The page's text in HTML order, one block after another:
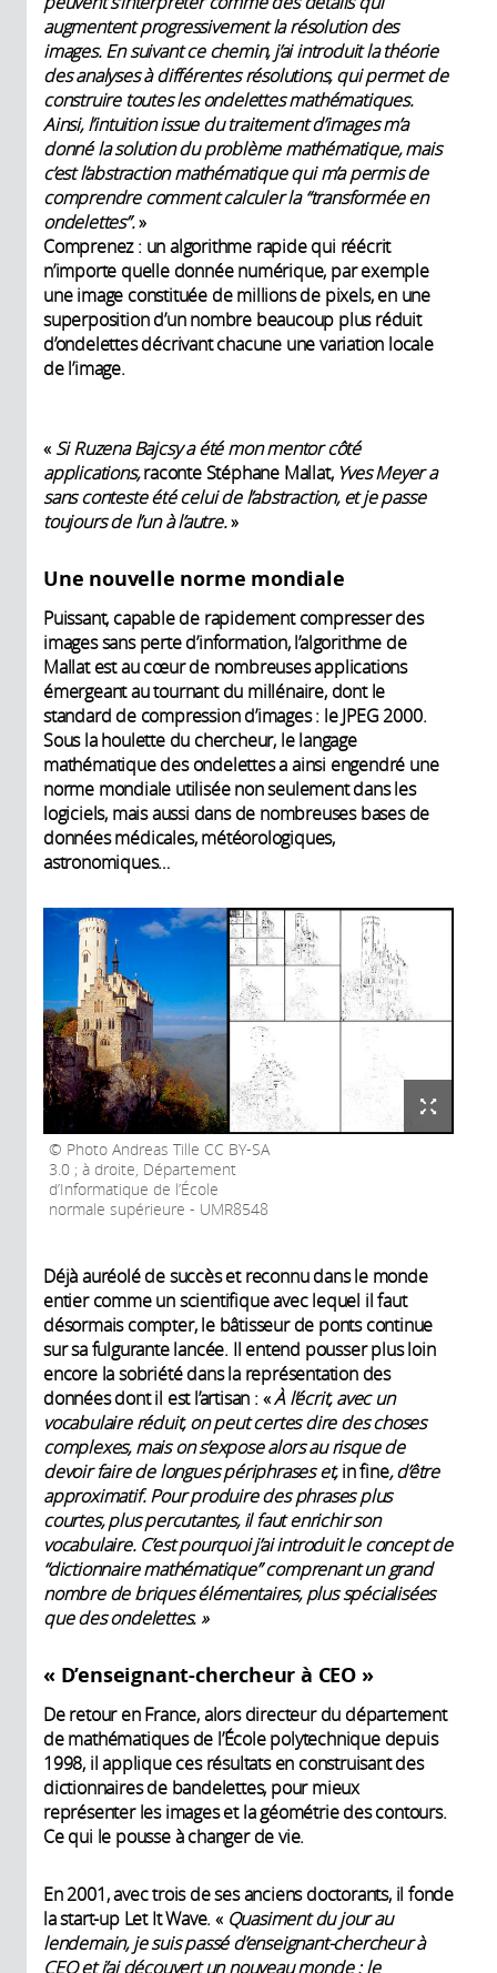
augmentent progressivement la résolution des
images. En suivant ce chemin, j’ai introduit la théorie
des analyses à différentes résolutions, qui permet de
construire toutes les ondelettes mathématiques.
Ainsi, l’intuition issue du traitement d’images m’a
donné la solution du problème mathématique, mais
c’est l’abstraction mathématique qui m’a permis de
comprendre comment calculer la “transformée en
ondelettes”.»
Comprenez : un algorithme rapide qui réécrit
n’importe quelle donnée numérique, par exemple
une image constituée de millions de pixels, en une
superposition d’un nombre beaucoup plus réduit
d’ondelettes décrivant chacune une variation locale
de l’image.
« Si Ruzena Bajcsy a été mon mentor côté
applications,raconteStéphane Mallat, Yves Meyer a
sans conteste été celui de l’abstraction, et je passe
toujours de l’un à l’autre.»
Une nouvelle norme mondiale
Puissant, capable de rapidement compresser des
images sans perte d’information, l’algorithme de
Mallat est au cœur de nombreuses applications
émergeant au tournant du millénaire, dont le
standard de compression d’images : le JPEG 2000.
Sous la houlette du chercheur, le langage
mathématique des ondelettes a ainsi engendré une
norme mondiale utilisée non seulement dans les
logiciels, mais aussi dans de nombreuses bases de
données médicales, météorologiques,
astronomiques…
Photo Andreas Tille CC BY-SA
3.0 ; à droite, Département
d’Informatique de l’École
normale supérieure - UMR8548
Déjà auréolé de succès et reconnu dans le monde
entier comme un scientifique avec lequel il faut
désormais compter, le bâtisseur de ponts continue
sur sa fulgurante lancée. Il entend pousser plus loin
encore la sobriété dans la représentation des
données dont il est l’artisan : «À l’écrit, avec un
vocabulaire réduit, on peut certes dire des choses
complexes, mais on s’expose alors au risque de
devoir faire de longues périphrases et,in fine, d’être
approximatif. Pour produire des phrases plus
courtes, plus percutantes, il faut enrichir son
vocabulaire. C’est pourquoi j’ai introduitle concept de
“dictionnaire mathématique” comprenant un grand
nombre de briques élémentaires, plus spécialisées
que des ondelettes. »
« D’enseignant-chercheur à CEO »
De retour en France, alors directeur du département
de mathématiques de l’École polytechnique depuis
1998, il applique ces résultats en construisant des
dictionnaires de bandelettes, pour mieux
représenter les images et la géométrie des contours.
Ce qui le pousse à changer de vie.
En 2001, avec trois de ses anciens doctorants, il fonde
la start-up Let It Wave. « Quasiment du jour au
lendemain, je suis passé d’enseignant-chercheur à
CEO et j’ai découvert un nouveau monde : le